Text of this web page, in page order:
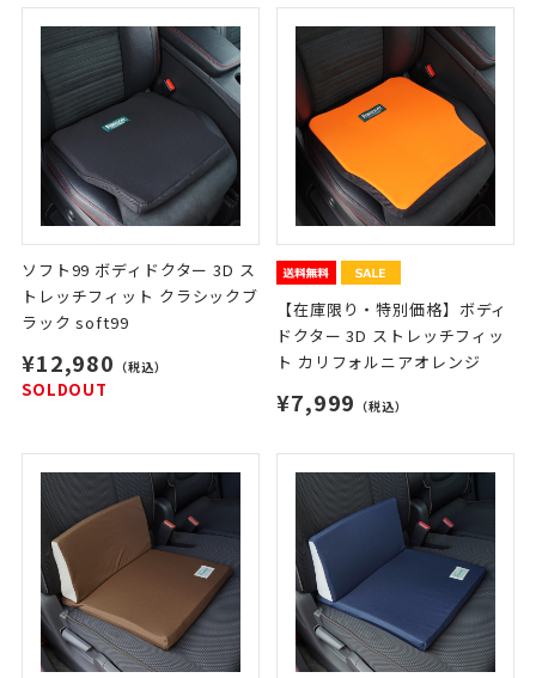
ソフト99 ボディドクター 3D ス
トレッチフィット クラシックブ
ラック soft99
¥12,980 （税込）
SOLDOUT
【在庫限り・特別価格】ボディ
ドクター 3D ストレッチフィッ
ト カリフォルニアオレンジ
¥7,999 （税込）